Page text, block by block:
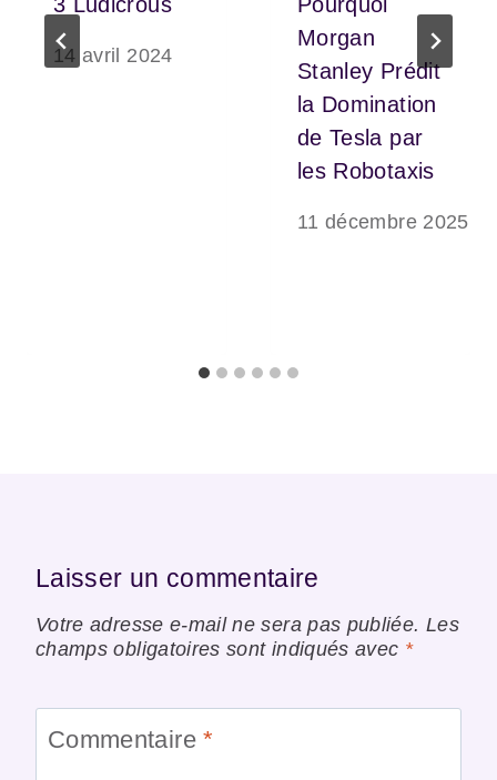
14 avril 2024
Morgan
Stanley Prédit
la Domination
de Tesla par
les Robotaxis
11 décembre 2025
Laisser un commentaire
Votre adresse e-mail ne sera pas publiée. Les
champs obligatoires sont indiqués avec *
Commentaire*